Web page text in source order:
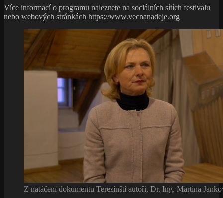
Více informací o programu naleznete na sociálních sítích festivalu
nebo webových stránkách https://www.vecnanadeje.org
Z natáčení dokumentu Terezínští autoři, Dr. Ing. Martina